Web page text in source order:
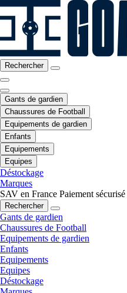
Rechercher
Gants de gardien
Chaussures de Football
Equipements de gardien
Enfants
Equipements
Equipes
Déstockage
Marques
SAV en France Paiement sécurisé
Rechercher
Gants de gardien
Chaussures de Football
Equipements de gardien
Enfants
Equipements
Equipes
Déstockage